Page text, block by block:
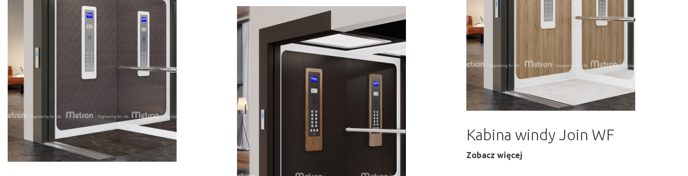
Kabina windy Join WF
Zobacz więcej